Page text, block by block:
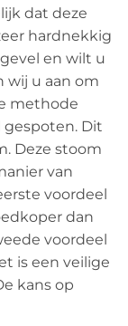
dat deze
hardnekkig
en wilt u
wij u aan om
methode
Dit
Deze stoom
van
voordeel
dan
voordeel
is een veilige
kans op